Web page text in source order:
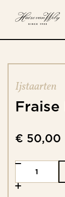
Ijstaarten
Fraise
€ 50,00